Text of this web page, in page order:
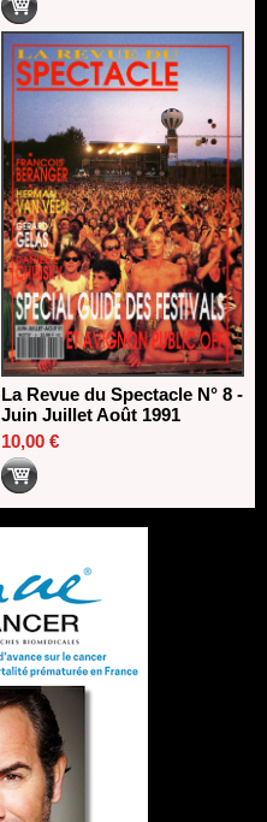
La Revue du Spectacle N° 8 -
Juin Juillet Août 1991
10,00 €